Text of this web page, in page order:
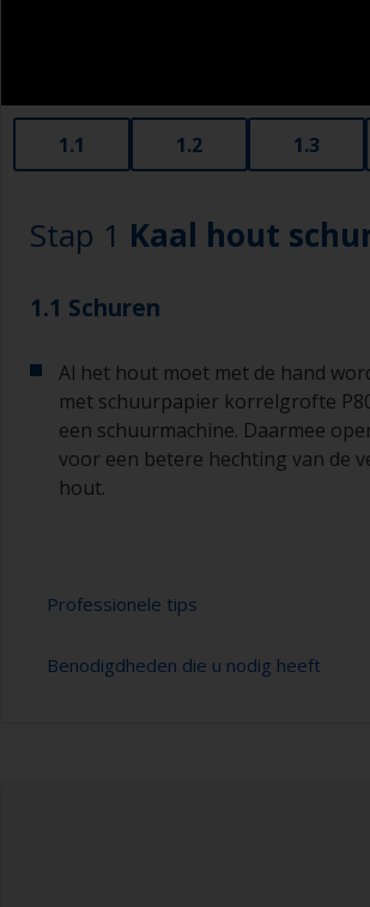
1.1 1.2 1.3
Stap 1 Kaal hout
1.1 Schuren
Al het hout moet met de hand
met schuurpapier korrelgrofte
een schuurmachine. Daarmee
voor een betere hechting van de
hout.
Professionele tips
Schuur altijd in de richting van de
Benodigdheden die u nodig heeft